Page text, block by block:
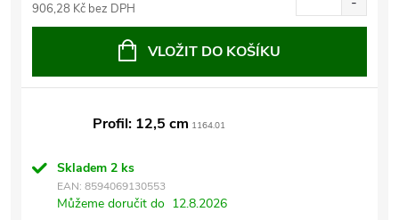
906,28 Kč bez DPH
VLOŽIT DO KOŠÍKU
Profil: 12,5 cm 1164.01
Skladem 2 ks
EAN: 8594069130553
Můžeme doručit do 12.8.2026